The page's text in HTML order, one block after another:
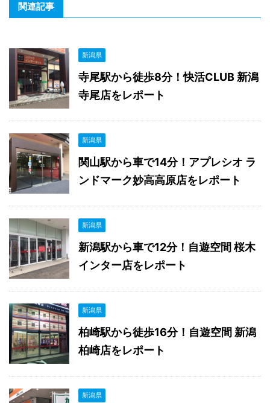
関連記事
新潟県
寺尾駅から徒歩8分！快活CLUB 新潟
寺尾店をレポート
新潟県
関山駅から車で14分！アプレシオ ラ
ンドマーク妙高高原店をレポート
新潟県
新潟駅から車で12分！自遊空間 桜木
インター店をレポート
新潟県
柏崎駅から徒歩16分！自遊空間 新潟
柏崎店をレポート
新潟県